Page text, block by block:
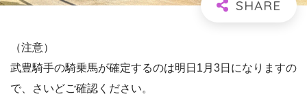
（注意）
武豊騎手の騎乗馬が確定するのは明日1月3日になりますの
で、さいどご確認ください。